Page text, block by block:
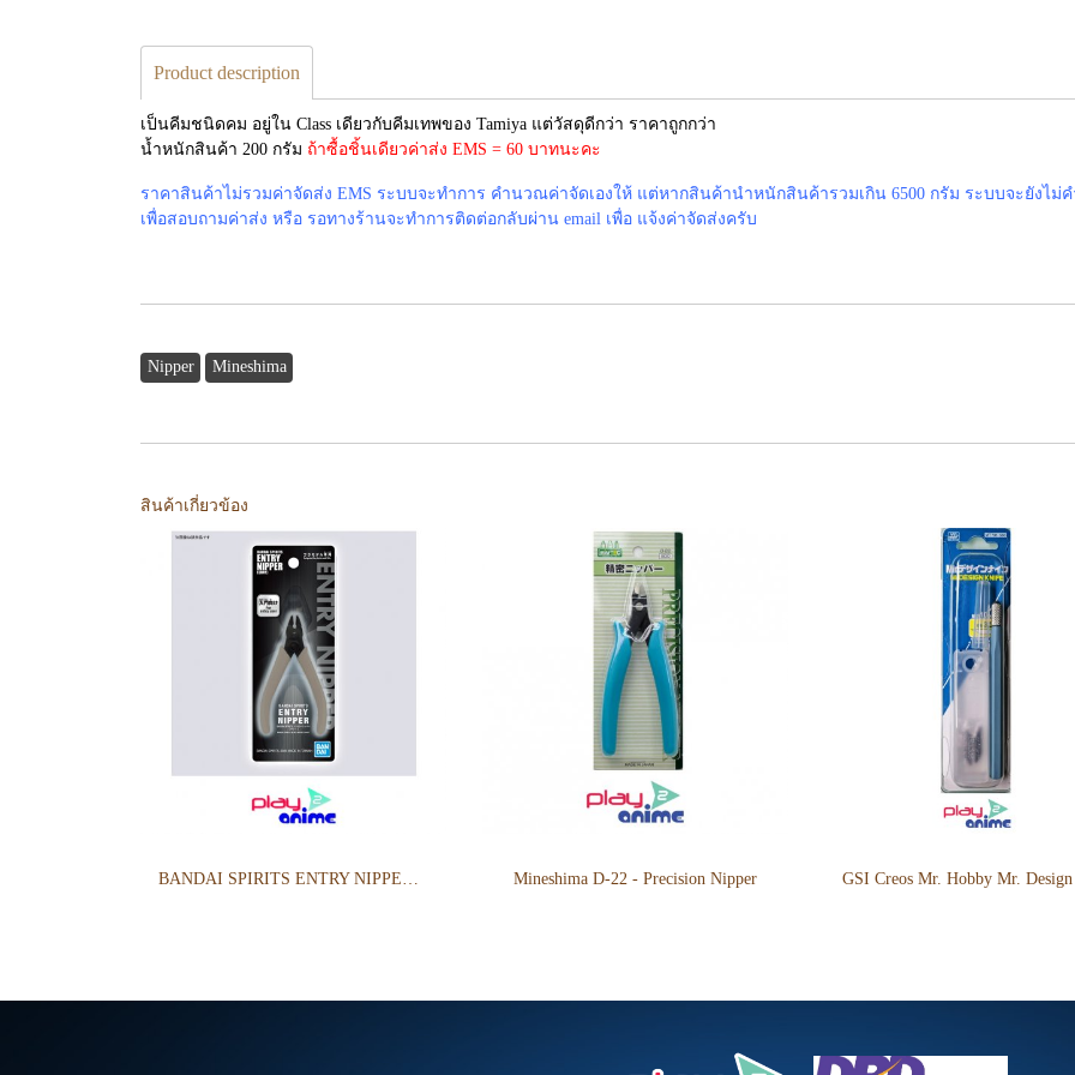
Product description
เป็นคีมชนิดคม อยู่ใน Class เดียวกับคีมเทพของ Tamiya แต่วัสดุดีกว่า ราคาถูกกว่า
น้ำหนักสินค้า 200 กรัม ถ้าซื้อชิ้นเดียวค่าส่ง EMS = 60 บาทนะคะ
ราคาสินค้าไม่รวมค่าจัดส่ง EMS ระบบจะทำการ คำนวณค่าจัดเองให้ แต่หากสินค้านำหนักสินค้ารวมเกิน 6500 กรัม ระบบจะยังไม่
เพื่อสอบถามค่าส่ง หรือ รอทางร้านจะทำการติดต่อกลับผ่าน email เพื่อ แจ้งค่าจัดส่งครับ
Nipper Mineshima
สินค้าเกี่ยวข้อง
BANDAI SPIRITS ENTRY NIPPER - GRAY Mineshima D-22 - Precision Nipper